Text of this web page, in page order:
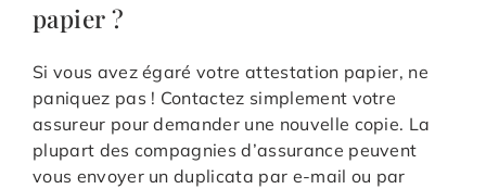
papier ?
Si vous avez égaré votre attestation papier, ne
paniquez pas ! Contactez simplement votre
assureur pour demander une nouvelle copie. La
plupart des compagnies d’assurance peuvent
vous envoyer un duplicata par e-mail ou par